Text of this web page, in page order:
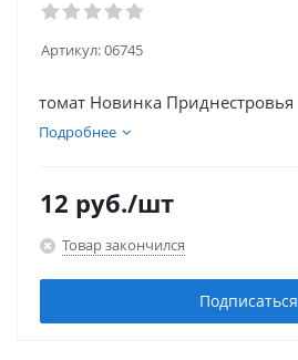
Артикул:06745
томат Новинка Приднестровья
Подробнее
12 руб./шт
Товар закончился
Подписаться